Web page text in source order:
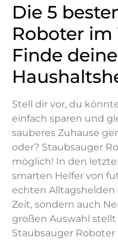
Die 5
Roboter im
Finde
Stell dir vor, du
einfach sparen und
sauberes Zuhause
oder? Staubsauger
möglich! In den
smarten Helfer von
echten
Zeit, sondern auch
großen Auswahl stellt
Staubsauger